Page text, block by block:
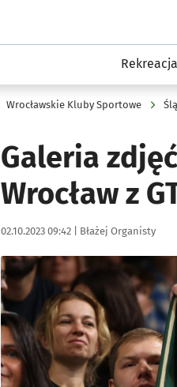
Rekreacja
Wrocławskie Kluby Sportowe
Galeria
Wrocław z
Data publikacji:
02.10.2023 09:42 | Autor:
Błażej Organisty
Kliknij, aby zobaczyć galerię